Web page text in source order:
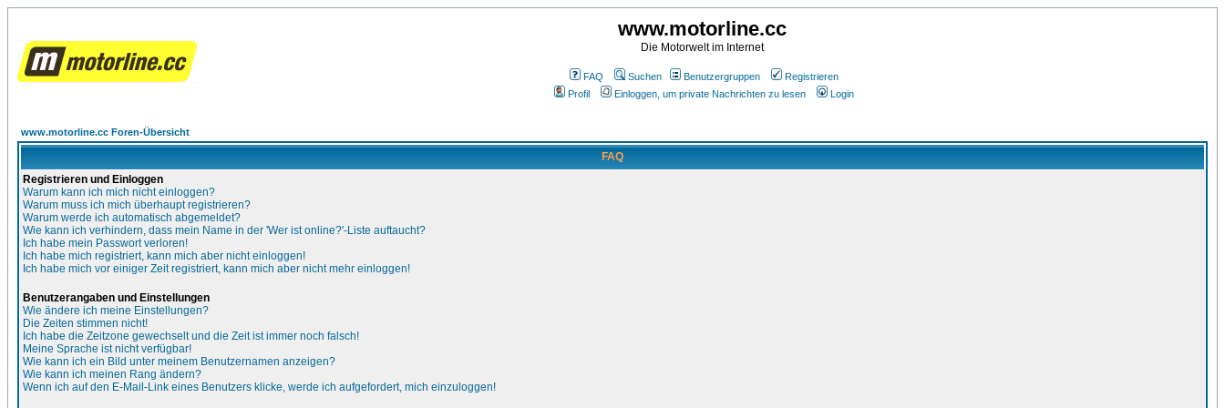
www.motorline.cc
Die Motorwelt im Internet
FAQ Suchen Benutzergruppen
Registrieren
Profil
Einloggen, um private Nachrichten zu lesen Login
www.motorline.cc Foren-Übersicht
FAQ
Registrieren und Einloggen
Warum kann ich mich nicht einloggen?
Warum muss ich mich überhaupt registrieren?
Warum werde ich automatisch abgemeldet?
Wie kann ich verhindern, dass mein Name in der 'Wer ist online?'-Liste auftaucht?
Ich habe mein Passwort verloren!
Ich habe mich registriert, kann mich aber nicht einloggen!
Ich habe mich vor einiger Zeit registriert, kann mich aber nicht mehr einloggen!
Benutzerangaben und Einstellungen
Wie ändere ich meine Einstellungen?
Die Zeiten stimmen nicht!
Ich habe die Zeitzone gewechselt und die Zeit ist immer noch falsch!
Meine Sprache ist nicht verfügbar!
Wie kann ich ein Bild unter meinem Benutzernamen anzeigen?
Wie kann ich meinen Rang ändern?
Wenn ich auf den E-Mail-Link eines Benutzers klicke, werde ich aufgefordert, mich einzuloggen!